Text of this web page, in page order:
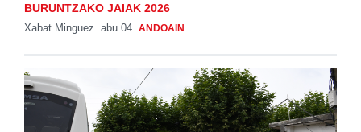
BURUNTZAKO JAIAK 2026
Xabat Minguez abu 04 ANDOAIN